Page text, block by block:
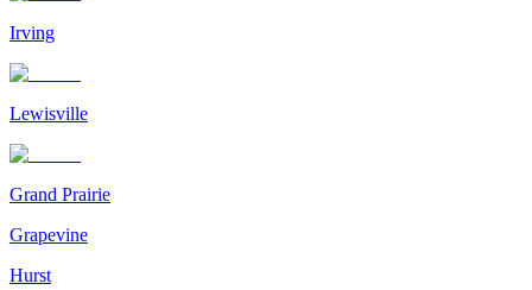
Irving
Lewisville
Grand Prairie
Grapevine
Hurst